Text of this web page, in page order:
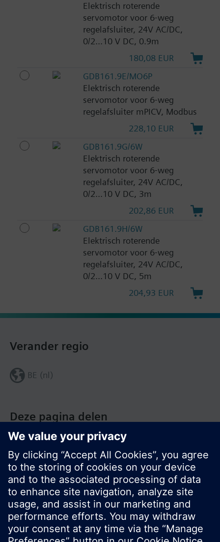
Elektrisch roterende
servomotor voor 6-weg
regelafsluiter, 24V AC/DC,
0/2...10 V DC, 0.9m
180,08 EUR
GDB161.9E/MO6P
Elektrisch roterende
servomotor voor 6-weg
regelafsluiter mPICV, Modbus
228,10 EUR
GDB161.9G/6W
Elektrisch roterende
servomotor voor 6-weg
regelafsluiter, 24V AC/DC,
0/2...10 V DC, 3m
202,86 EUR
GDB161.9H/6W
Elektrisch roterende
servomotor voor 6-weg
regelafsluiter, 24V AC/DC,
0/2...10 V DC, 5m
204,93 EUR
Deze pagina delen
Verander regio
BE (nl)
© Siemens Nederland N.V. 2017